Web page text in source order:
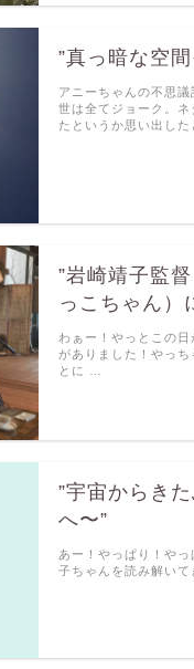
”真っ暗な空
アニーちゃんの不思
世は全てジョーク。
たというか思い出し
”岩崎靖子監
っこちゃん）
わぁー！やっとこの
がありました！やっ
とに …
”宇宙からき
へ〜”
あー！やっぱり！やっ
子ちゃんを読み解い